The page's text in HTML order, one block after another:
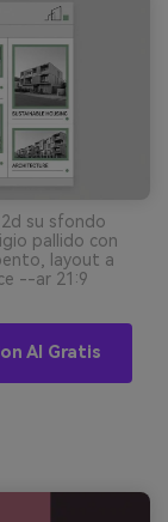
su sfondo
pallido con
layout a
--ar 21:9
AI Gratis